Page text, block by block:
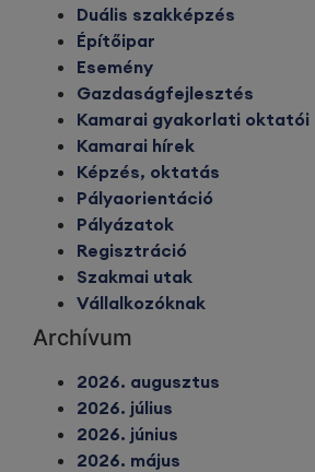
Duális szakképzés
Építőipar
Esemény
Gazdaságfejlesztés
Kamarai gyakorlati oktatói
Kamarai hírek
Képzés, oktatás
Pályaorientáció
Pályázatok
Regisztráció
Szakmai utak
Vállalkozóknak
Archívum
2026. augusztus
2026. július
2026. június
2026. május